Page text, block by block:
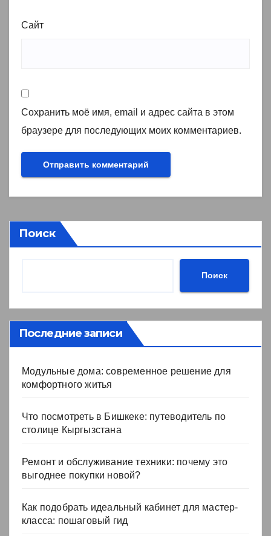
Сайт
Сохранить моё имя, email и адрес сайта в этом
браузере для последующих моих комментариев.
Поиск
Поиск
Последние записи
Модульные дома: современное решение для
комфортного житья
Что посмотреть в Бишкеке: путеводитель по
столице Кыргызстана
Ремонт и обслуживание техники: почему это
выгоднее покупки новой?
Как подобрать идеальный кабинет для мастер-
класса: пошаговый гид